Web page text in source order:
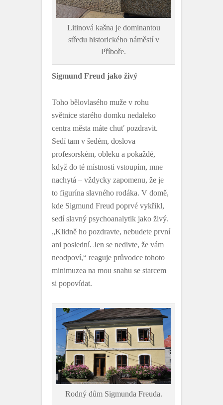
Litinová kašna je dominantou
středu historického náměstí v
Příboře.
Sigmund Freud jako živý
Toho bělovlasého muže v rohu
světnice starého domku nedaleko
centra města máte chuť pozdravit.
Sedí tam v šedém, doslova
profesorském, obleku a pokaždé,
když do té místnosti vstoupím, mne
nachytá – vždycky zapomenu, že je
to figurína slavného rodáka. V domě,
kde Sigmund Freud poprvé vykřikl,
sedí slavný psychoanalytik jako živý.
„Klidně ho pozdravte, nebudete první
ani poslední. Jen se nedivte, že vám
neodpoví,“ reaguje průvodce tohoto
minimuzea na mou snahu se starcem
si popovídat.
Rodný dům Sigmunda Freuda.